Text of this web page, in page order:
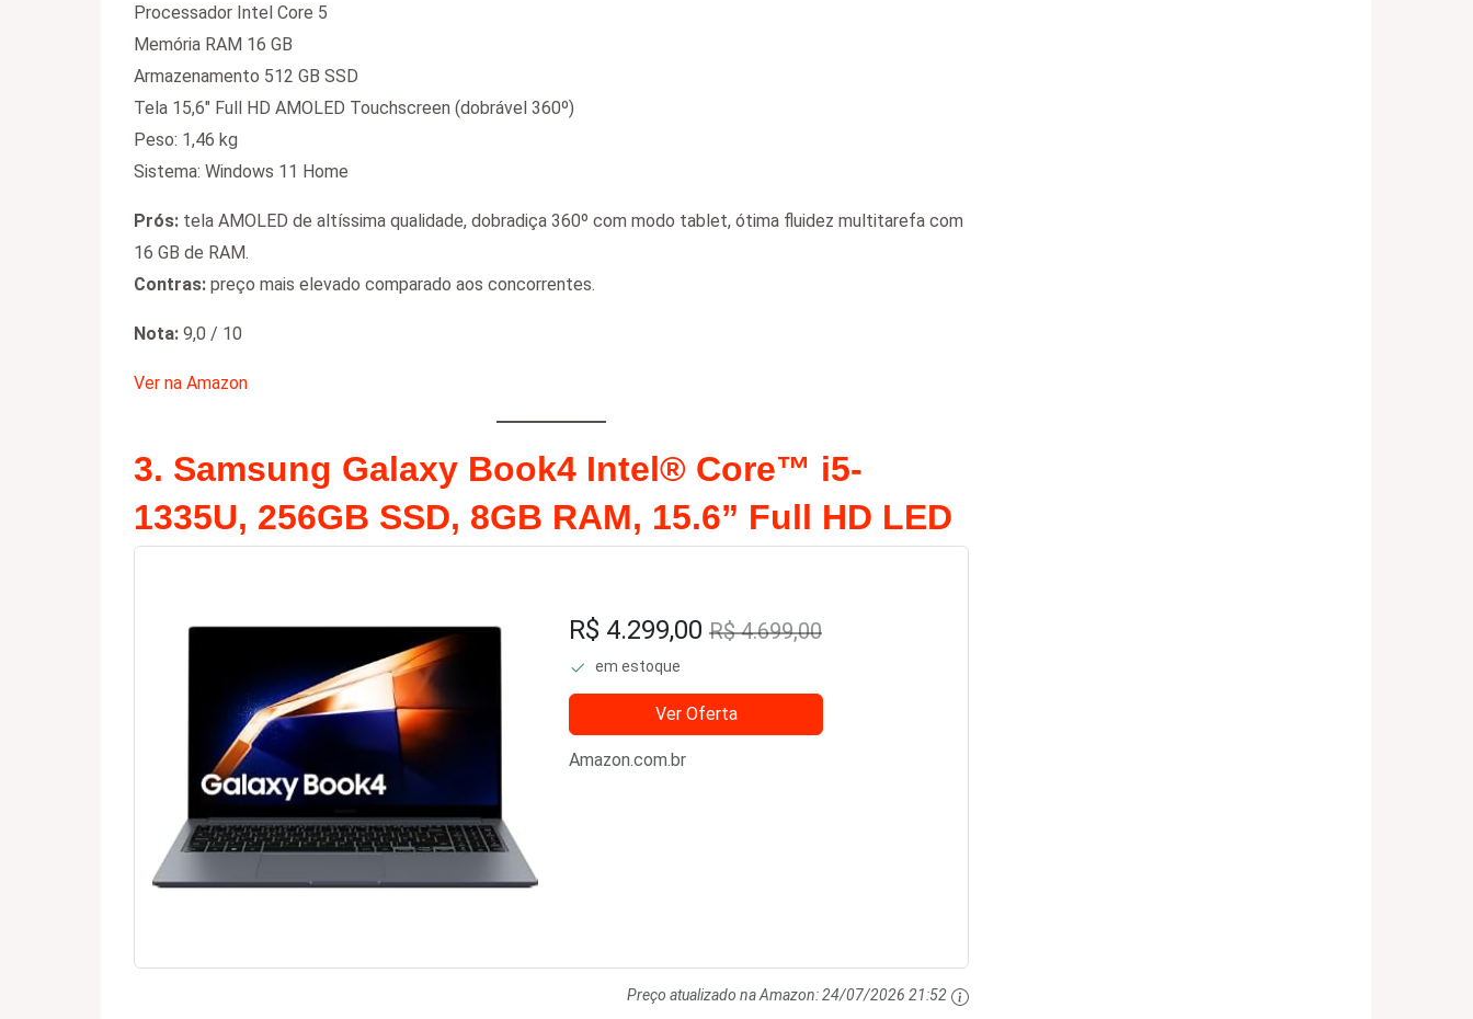
Processador Intel Core 5
Memória RAM 16 GB
Armazenamento 512 GB SSD
Tela 15,6″ Full HD AMOLED Touchscreen (dobrável 360º)
Peso: 1,46 kg
Sistema: Windows 11 Home
Prós: tela AMOLED de altíssima qualidade, dobradiça 360º com modo tablet, ótima fluidez multitarefa com
16 GB de RAM.
Contras: preço mais elevado comparado aos concorrentes.
Nota: 9,0 / 10
Ver na Amazon
3. Samsung Galaxy Book4 Intel® Core™ i5-
1335U, 256GB SSD, 8GB RAM, 15.6” Full HD LED
R$ 4.299,00 R$ 4.699,00
em estoque
Ver Oferta
Amazon.com.br
Preço atualizado na Amazon:24/07/2026 21:52